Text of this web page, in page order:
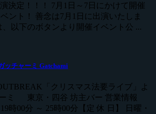
決定！！！ 7月1日～7日にかけて開催
ント！ 善念は7月1日に出演いたしま
、以下のボタンより開催イベント公 ...
ッチャーミ Gatchami
「クリスマス法要ライブ」よ
ミ 東京・四谷 坊主バー 営業情報
時00分 ～ 25時00分【定 休 日】 日曜・